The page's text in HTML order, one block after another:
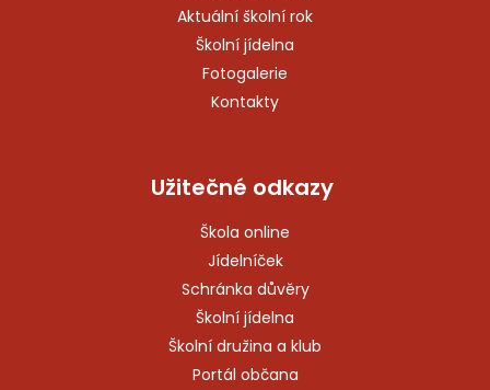
Aktuální školní rok
Školní jídelna
Fotogalerie
Kontakty
Užitečné odkazy
Škola online
Jídelníček
Schránka důvěry
Školní jídelna
Školní družina a klub
Portál občana